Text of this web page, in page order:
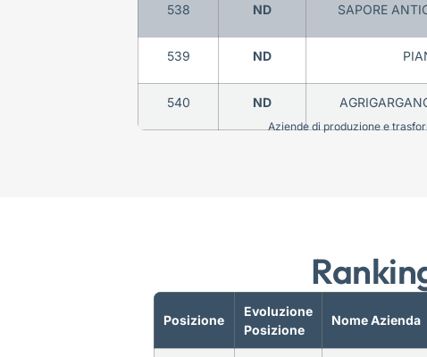
538 ND SAPORE
539 ND
540 ND
Aziende di produzione e
Posizione
Evoluzione
Posizione
Nome Azienda